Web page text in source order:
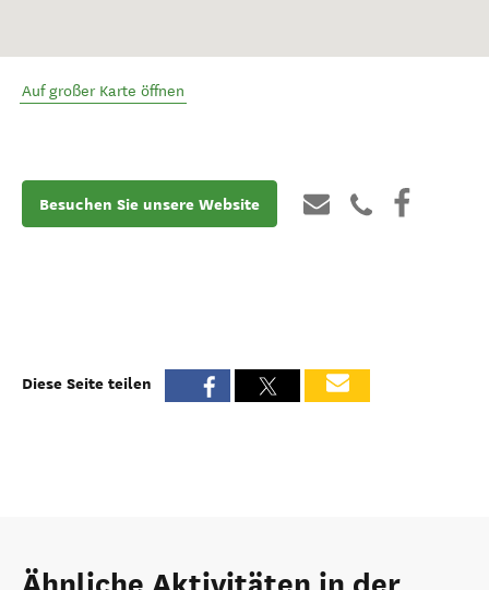
Auf großer Karte öffnen
Besuchen Sie unsere Website
Diese Seite teilen